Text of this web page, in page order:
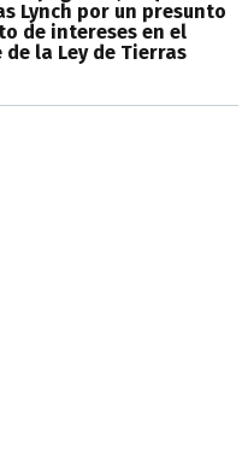
Lynch por un presunto
de intereses en el
de la Ley de Tierras